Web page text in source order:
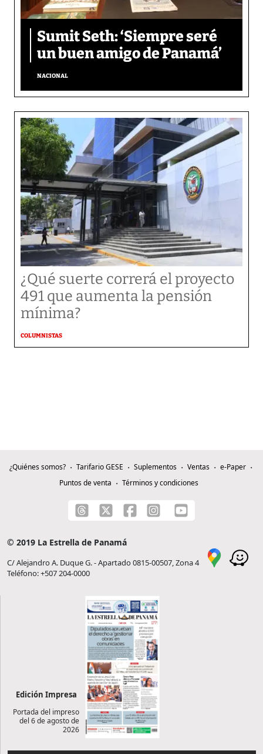
Sumit Seth: ‘Siempre seré
un buen amigo de Panamá’
NACIONAL
¿Qué suerte correrá el proyecto
491 que aumenta la pensión
mínima?
COLUMNISTAS
¿Quiénes somos? Tarifario GESE Suplementos Ventas
e-Paper
Puntos de venta
Términos y condiciones
© 2019 La Estrella de Panamá
C/ Alejandro A. Duque G. - Apartado 0815-00507, Zona 4
Teléfono: +507 204-0000
Edición Impresa
Portada del impreso
del 6 de agosto de
2026